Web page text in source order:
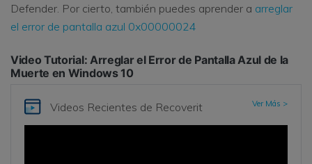
Defender. Por cierto, también puedes aprender a arreglar
el error de pantalla azul 0x00000024
Video Tutorial: Arreglar el Error de Pantalla Azul de la
Muerte en Windows 10
Videos Recientes de Recoverit Ver Más >